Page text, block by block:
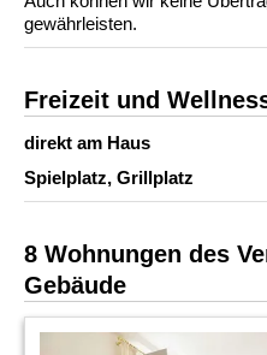
gewährleisten.
Freizeit und
direkt am Haus
Spielplatz, Grillplatz
8 Wohnungen des
Gebäude